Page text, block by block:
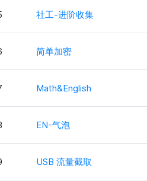
社工-进阶收集
简单加密
Math&English
EN-气泡
USB 流量截取